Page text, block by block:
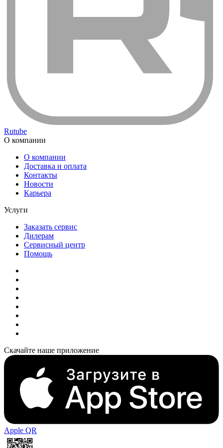
Rutube
О компании
О компании
Доставка и оплата
Контакты
Новости
Карьера
Услуги
Заказать сервис
Дилерам
Сервисный центр
Помощь
Скачайте наше приложение
Apple QR